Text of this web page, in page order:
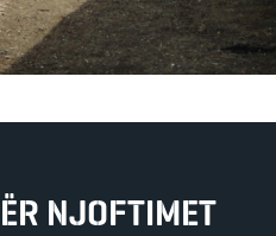
NJOFTIMET